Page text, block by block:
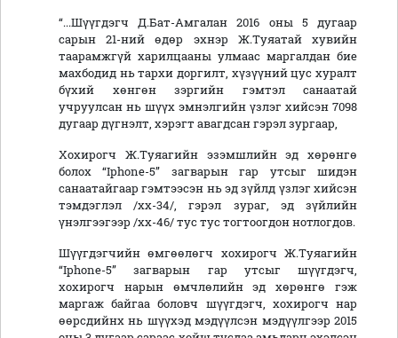
“...Шүүгдэгч Д.Бат-Амгалан 2016 оны 5 дугаар
сарын 21-ний өдөр эхнэр Ж.Туяатай хувийн
таарамжгүй харилцааны улмаас маргалдан бие
махбодид нь тархи доргилт, хүзүүний цус хуралт
бүхий хөнгөн зэргийн гэмтэл санаатай
учруулсан нь шүүх эмнэлгийн үзлэг хийсэн 7098
дугаар дүгнэлт, хэрэгт авагдсан гэрэл зургаар,
Хохирогч Ж.Туяагийн эзэмшлийн эд хөрөнгө
болох “Iphone-5” загварын гар утсыг шидэн
санаатайгаар гэмтээсэн нь эд зүйлд үзлэг хийсэн
тэмдэглэл /хх-34/, гэрэл зураг, эд зүйлийн
үнэлгээгээр /хх-46/ тус тус тогтоогдон нотлогдов.
Шүүгдэгчийн өмгөөлөгч хохирогч Ж.Туяагийн
“Iphone-5” загварын гар утсыг шүүгдэгч,
хохирогч нарын өмчлөлийн эд хөрөнгө гэж
маргаж байгаа боловч шүүгдэгч, хохирогч нар
өөрсдийнх нь шүүхэд мэдүүлсэн мэдүүлгээр 2015